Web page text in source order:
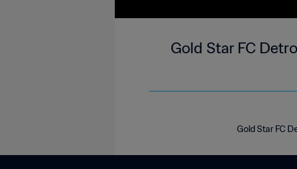
Gold Star FC
Gold Star FC